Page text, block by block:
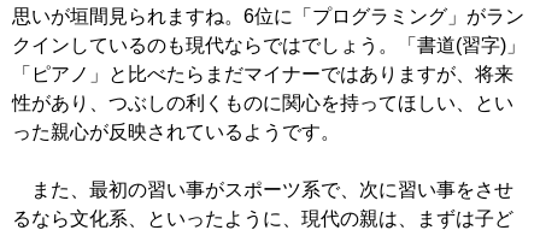
思いが垣間見られますね。6位に「プログラミング」がラン
クインしているのも現代ならではでしょう。「書道(習字)」
「ピアノ」と比べたらまだマイナーではありますが、将来
性があり、つぶしの利くものに関心を持ってほしい、とい
った親心が反映されているようです。
また、最初の習い事がスポーツ系で、次に習い事をさせ
るなら文化系、といったように、現代の親は、まずは子ど